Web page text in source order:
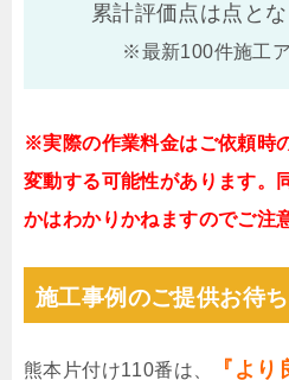
累計評価点は点と
※最新100件施工
※実際の作業料金はご依頼時
変動する可能性があります。
かはわかりかねますのでご注
施工事例のご提供お待
熊本片付け110番は、
『よ